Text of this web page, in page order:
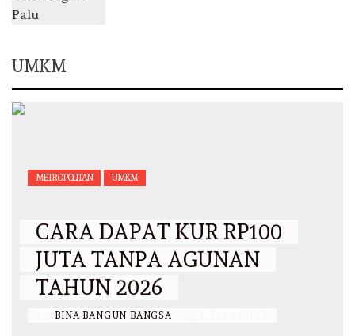
UMKM
METROPOLITAN UMKM
CARA DAPAT KUR RP100
JUTA TANPA AGUNAN
TAHUN 2026
BINA BANGUN BANGSA